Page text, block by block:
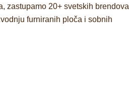
zastupamo 20+ svetskih brendova
furniranih ploča i sobnih